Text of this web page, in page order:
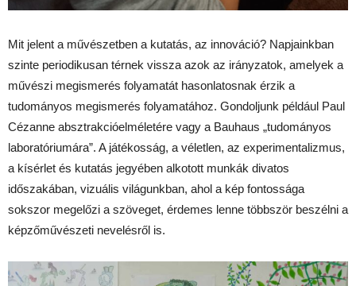
Mit jelent a művészetben a kutatás, az innováció? Napjainkban
szinte periodikusan térnek vissza azok az irányzatok, amelyek a
művészi megismerés folyamatát hasonlatosnak érzik a
tudományos megismerés folyamatához. Gondoljunk például Paul
Cézanne absztrakcióelméletére vagy a Bauhaus „tudományos
laboratóriumára”. A játékosság, a véletlen, az experimentalizmus,
a kísérlet és kutatás jegyében alkotott munkák divatos
időszakában, vizuális világunkban, ahol a kép fontossága
sokszor megelőzi a szöveget, érdemes lenne többször beszélni a
képzőművészeti nevelésről is.